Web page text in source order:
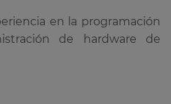
en la programación
de hardware de